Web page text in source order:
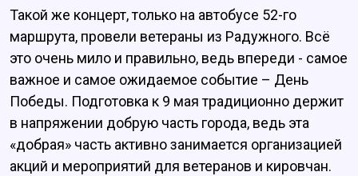
Такой же концерт, только на автобусе 52-го
маршрута, провели ветераны из Радужного. Всё
это очень мило и правильно, ведь впереди - самое
важное и самое ожидаемое событие – День
Победы. Подготовка к 9 мая традиционно держит
в напряжении добрую часть города, ведь эта
«добрая» часть активно занимается организацией
акций и мероприятий для ветеранов и кировчан.